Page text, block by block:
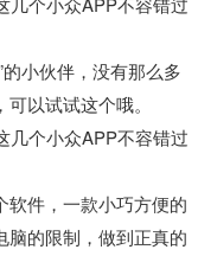
小伙伴，没有那么多
以试试这个哦。
软件，一款小巧方便的
脑的限制，做到正真的